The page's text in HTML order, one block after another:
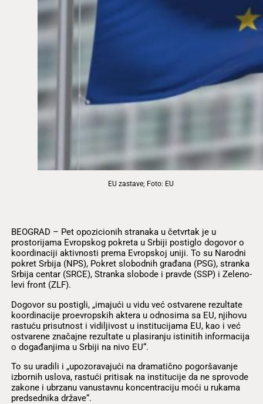
EU zastave; Foto: EU
BEOGRAD – Pet opozicionih stranaka u četvrtak je u
prostorijama Evropskog pokreta u Srbiji postiglo dogovor o
koordinaciji aktivnosti prema Evropskoj uniji. To su Narodni
pokret Srbija (NPS), Pokret slobodnih građana (PSG), stranka
Srbija centar (SRCE), Stranka slobode i pravde (SSP) i Zeleno-
levi front (ZLF).
Dogovor su postigli, „imajući u vidu već ostvarene rezultate
koordinacije proevropskih aktera u odnosima sa EU, njihovu
rastuću prisutnost i vidiljivost u institucijama EU, kao i već
ostvarene značajne rezultate u plasiranju istinitih informacija
o događanjima u Srbiji na nivo EU“.
To su uradili i „upozoravajući na dramatično pogoršavanje
izbornih uslova, rastući pritisak na institucije da ne sprovode
zakone i ubrzanu vanustavnu koncentraciju moći u rukama
predsednika države“.